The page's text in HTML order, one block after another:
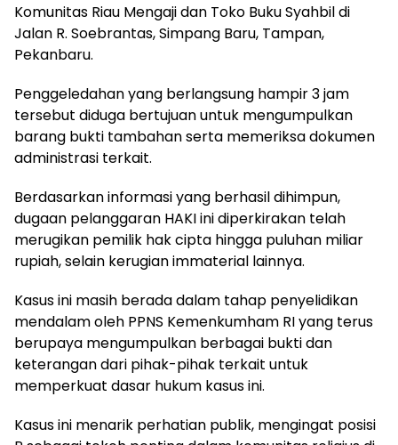
Komunitas Riau Mengaji dan Toko Buku Syahbil di
Jalan R. Soebrantas, Simpang Baru, Tampan,
Pekanbaru.
Penggeledahan yang berlangsung hampir 3 jam
tersebut diduga bertujuan untuk mengumpulkan
barang bukti tambahan serta memeriksa dokumen
administrasi terkait.
Berdasarkan informasi yang berhasil dihimpun,
dugaan pelanggaran HAKI ini diperkirakan telah
merugikan pemilik hak cipta hingga puluhan miliar
rupiah, selain kerugian immaterial lainnya.
Kasus ini masih berada dalam tahap penyelidikan
mendalam oleh PPNS Kemenkumham RI yang terus
berupaya mengumpulkan berbagai bukti dan
keterangan dari pihak-pihak terkait untuk
memperkuat dasar hukum kasus ini.
Kasus ini menarik perhatian publik, mengingat posisi